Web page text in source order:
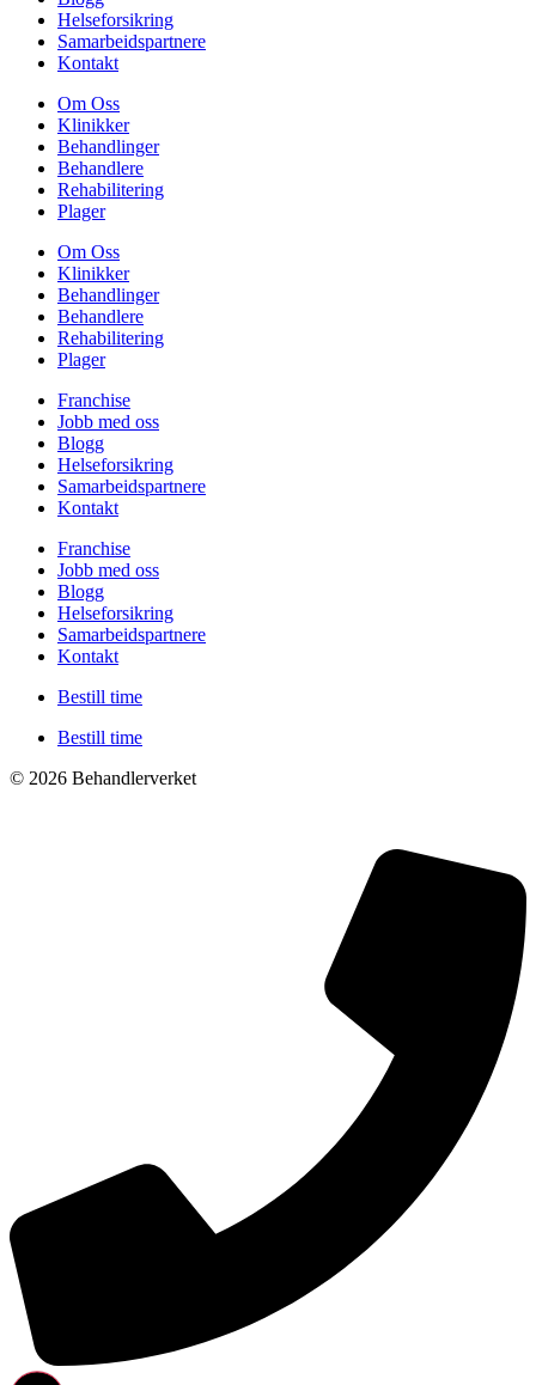
Helseforsikring
Samarbeidspartnere
Kontakt
Om Oss
Klinikker
Behandlinger
Behandlere
Rehabilitering
Plager
Om Oss
Klinikker
Behandlinger
Behandlere
Rehabilitering
Plager
Franchise
Jobb med oss
Blogg
Helseforsikring
Samarbeidspartnere
Kontakt
Franchise
Jobb med oss
Blogg
Helseforsikring
Samarbeidspartnere
Kontakt
Bestill time
Bestill time
© 2026 Behandlerverket